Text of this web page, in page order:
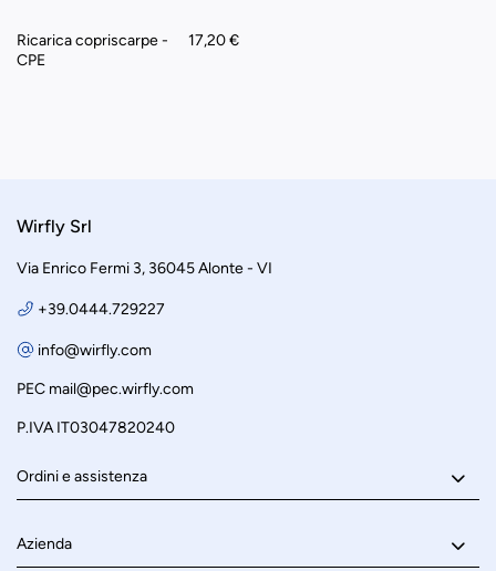
Ricarica copriscarpe -
CPE
17,20 €
Wirfly Srl
Via Enrico Fermi 3, 36045 Alonte - VI
+39.0444.729227
info@wirfly.com
PEC mail@pec.wirfly.com
P.IVA IT03047820240
Ordini e assistenza
Azienda